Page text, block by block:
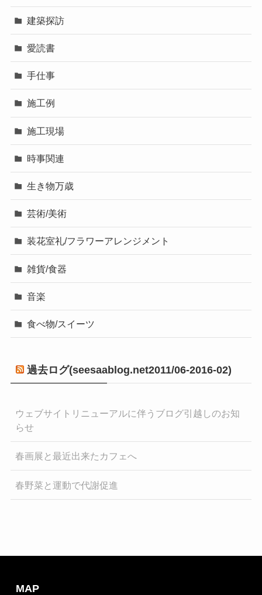
建築探訪
愛読書
手仕事
施工例
施工現場
時事関連
生き物万歳
芸術/美術
装花室礼/フラワーアレンジメント
雑貨/食器
音楽
食べ物/スイーツ
過去ログ(seesaablog.net2011/06-2016-02)
ウェブサイトリニューアルに伴うブログ引越しのお知
らせ
春画展と最近出来たカフェへ
春野菜と運動で代謝促進
MAP